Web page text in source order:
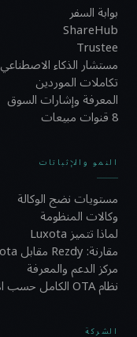
بوابة السفر
ShareHub
Trustee
مستشار الذكاء الاصطناعي
تكاملات الموردين
المعرفة وإشارات السوق
8 قنوات مبيعات
النمو والإثباتات
مستويات نضج الوكالة
وكالات المنظومة
لماذا تتميز Luxota
مقارنة: Rezdy مقابل Luxota
مركز الدعم والمعرفة
نظام OTA الكامل حسب الاستخدام
الشركة